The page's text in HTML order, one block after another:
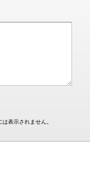
表示されません。